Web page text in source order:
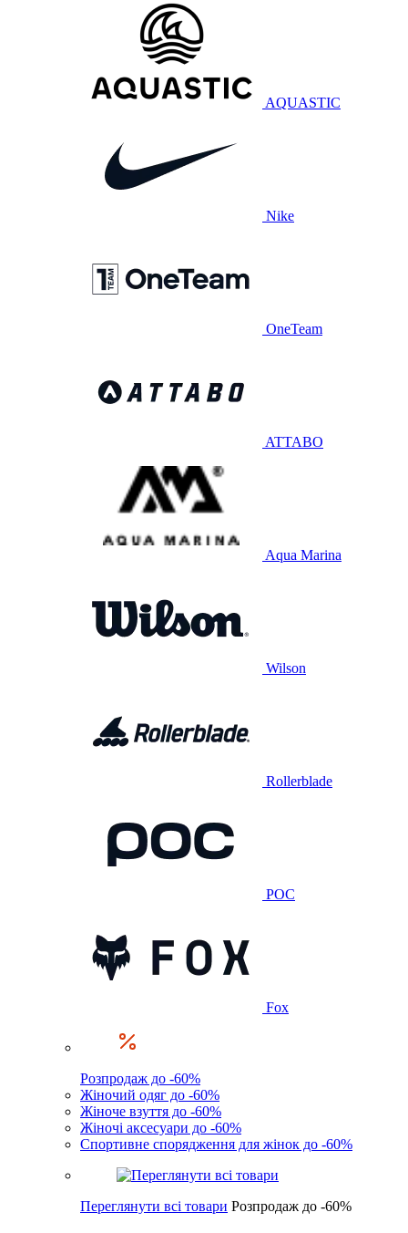
AQUASTIC
Nike
OneTeam
ATTABO
Aqua Marina
Wilson
Rollerblade
POC
Fox
Розпродаж до -60%
Жіночий одяг до -60%
Жіноче взуття до -60%
Жіночі аксесуари до -60%
Спортивне спорядження для жінок до -60%
Переглянути всі товари Розпродаж до -60%